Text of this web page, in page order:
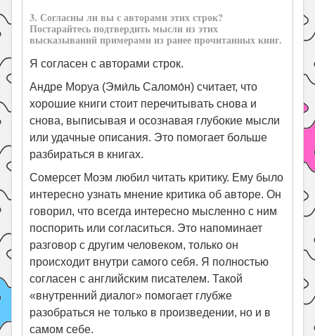
3. Согласны ли вы с авторами этих строк?
Постарайтесь подтвердить мысли из этих
высказываний примерами из ранее прочитанных книг.
Я согласен с авторами строк.
Андре Моруа (Эми́ль Саломо́н) считает, что
хорошие книги стоит перечитывать снова и
снова, выписывая и осознавая глубокие мысли
или удачные описания. Это помогает больше
разбираться в книгах.
Сомерсет Моэм любил читать критику. Ему было
интересно узнать мнение критика об авторе. Он
говорил, что всегда интересно мысленно с ним
поспорить или согласиться. Это напоминает
разговор с другим человеком, только он
происходит внутри самого себя. Я полностью
согласен с английским писателем. Такой
«внутренний диалог» помогает глубже
разобраться не только в произведении, но и в
самом себе.